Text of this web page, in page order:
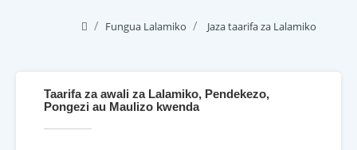
Fungua Lalamiko Jaza taarifa za Lalamiko
Taarifa za awali za Lalamiko, Pendekezo,
Pongezi au Maulizo kwenda